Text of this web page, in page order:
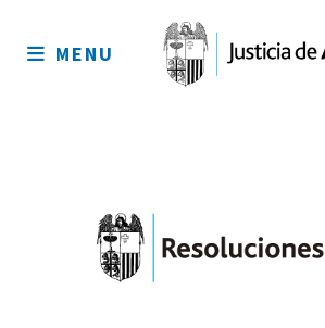
sitio
MENU